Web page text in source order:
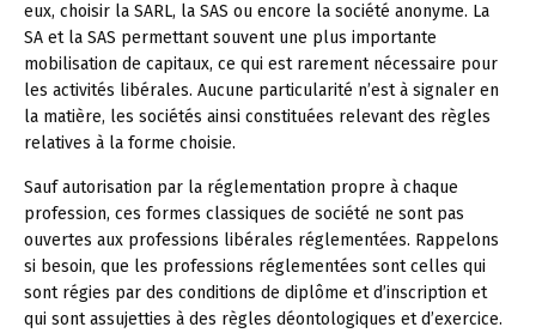
eux, choisir la SARL, la SAS ou encore la société anonyme. La
SA et la SAS permettant souvent une plus importante
mobilisation de capitaux, ce qui est rarement nécessaire pour
les activités libérales. Aucune particularité n’est à signaler en
la matière, les sociétés ainsi constituées relevant des règles
relatives à la forme choisie.
Sauf autorisation par la réglementation propre à chaque
profession, ces formes classiques de société ne sont pas
ouvertes aux professions libérales réglementées. Rappelons
si besoin, que les professions réglementées sont celles qui
sont régies par des conditions de diplôme et d’inscription et
qui sont assujetties à des règles déontologiques et d’exercice.